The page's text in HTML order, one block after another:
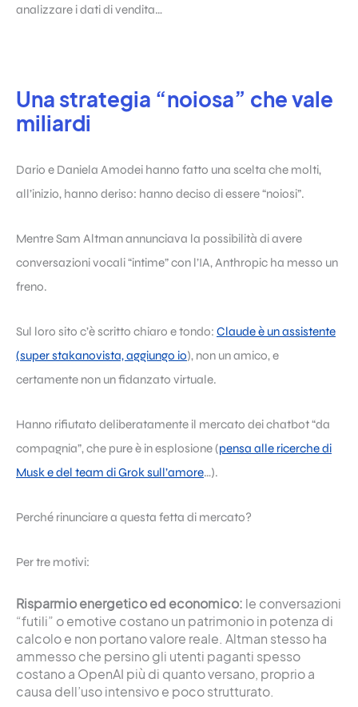
analizzare i dati di vendita…
Una strategia “noiosa” che vale
miliardi
Dario e Daniela Amodei hanno fatto una scelta che molti,
all’inizio, hanno deriso: hanno deciso di essere “noiosi”.
Mentre Sam Altman annunciava la possibilità di avere
conversazioni vocali “intime” con l’IA, Anthropic ha messo un
freno.
Sul loro sito c’è scritto chiaro e tondo: Claude è un assistente
(super stakanovista, aggiungo io), non un amico, e
certamente non un fidanzato virtuale.
Hanno rifiutato deliberatamente il mercato dei chatbot “da
compagnia”, che pure è in esplosione (pensa alle ricerche di
Musk e del team di Grok sull’amore…).
Perché rinunciare a questa fetta di mercato?
Per tre motivi:
Risparmio energetico ed economico: le conversazioni
“futili” o emotive costano un patrimonio in potenza di
calcolo e non portano valore reale. Altman stesso ha
ammesso che persino gli utenti paganti spesso
costano a OpenAI più di quanto versano, proprio a
causa dell’uso intensivo e poco strutturato.